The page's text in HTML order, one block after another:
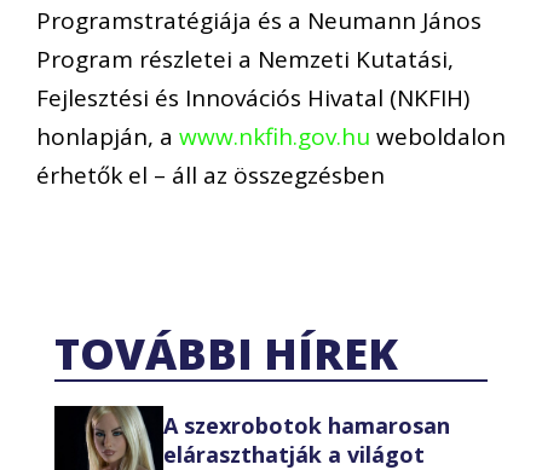
Programstratégiája és a Neumann János
Program részletei a Nemzeti Kutatási,
Fejlesztési és Innovációs Hivatal (NKFIH)
honlapján, a www.nkfih.gov.hu weboldalon
érhetők el – áll az összegzésben
TOVÁBBI HÍREK
A szexrobotok hamarosan
eláraszthatják a világot